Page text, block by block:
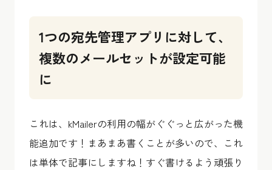
1つの宛先管理アプリに対して、
複数のメールセットが設定可能
に
これは、kMailerの利用の幅がぐぐっと広がった機
能追加です！まあまあ書くことが多いので、これ
は単体で記事にしますね！すぐ書けるよう頑張り